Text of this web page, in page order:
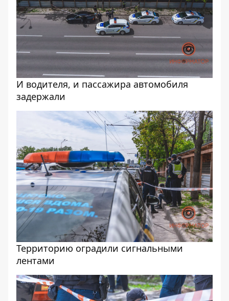
И водителя, и пассажира автомобиля
задержали
Территорию оградили сигнальными
лентами